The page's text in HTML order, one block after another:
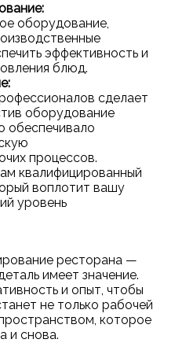
оборудование,
эффективность и
блюд.
сделает
оборудование
обеспечивало
процессов.
квалифицированный
воплотит вашу
уровень
ресторана —
имеет значение.
и опыт, чтобы
не только рабочей
которое
и снова.